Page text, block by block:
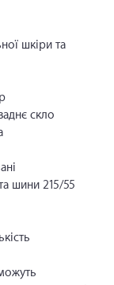
шкіри та
скло
шини 215/55